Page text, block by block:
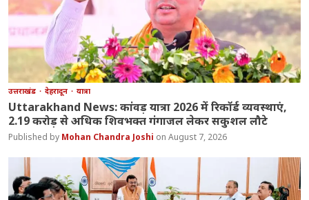
उत्तराखंड देहरादून यात्रा
Uttarakhand News: कांवड़ यात्रा 2026 में रिकॉर्ड व्यवस्थाएं,
2.19 करोड़ से अधिक शिवभक्त गंगाजल लेकर सकुशल लौटे
Mohan Chandra Joshi August 7, 2026